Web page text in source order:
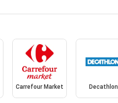
Carrefour Market Decathlon